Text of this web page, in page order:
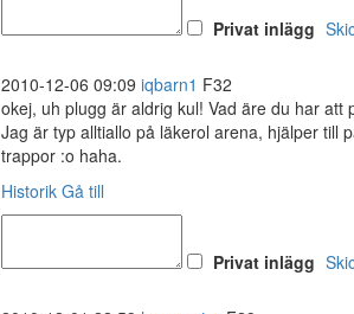
Privat inlägg
2010-12-06 09:09 iqbarn1 F32
okej, uh plugg är aldrig kul! Vad äre du har att
Jag är typ alltiallo på läkerol arena, hjälper till
trappor :o haha.
Historik Gå till
Privat inlägg